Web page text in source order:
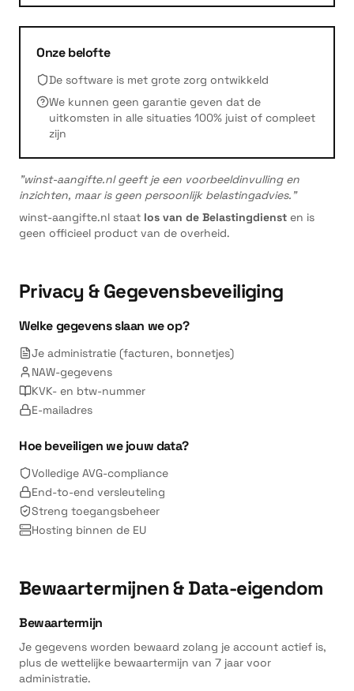
Onze belofte
De software is met grote zorg ontwikkeld
We kunnen geen garantie geven dat de
uitkomsten in alle situaties 100% juist of compleet
zijn
"winst-aangifte.nl geeft je een voorbeeldinvulling en
inzichten, maar is geen persoonlijk belastingadvies."
winst-aangifte.nl staat los van de Belastingdienst en is
geen officieel product van de overheid.
Privacy & Gegevensbeveiliging
Welke gegevens slaan we op?
Je administratie (facturen, bonnetjes)
NAW-gegevens
KVK- en btw-nummer
E-mailadres
Hoe beveiligen we jouw data?
Volledige AVG-compliance
End-to-end versleuteling
Streng toegangsbeheer
Hosting binnen de EU
Bewaartermijnen & Data-eigendom
Bewaartermijn
Je gegevens worden bewaard zolang je account actief is,
plus de wettelijke bewaartermijn van 7 jaar voor
administratie.